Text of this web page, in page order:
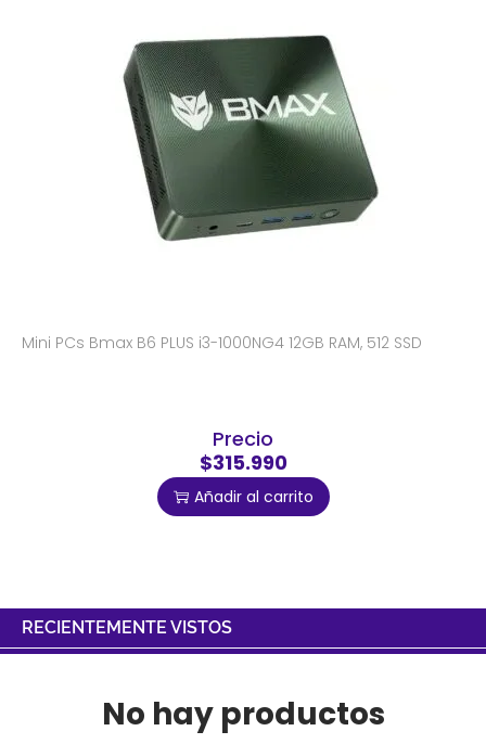
Mini PCs Bmax B6 PLUS i3-1000NG4 12GB RAM, 512 SSD
Precio
$315.990
Añadir al carrito
RECIENTEMENTE VISTOS
No hay productos